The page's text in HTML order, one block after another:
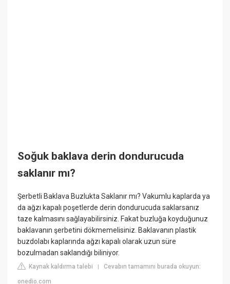
Soğuk baklava derin dondurucuda
saklanır mı?
Şerbetli Baklava Buzlukta Saklanır mı? Vakumlu kaplarda ya
da ağzı kapalı poşetlerde derin dondurucuda saklarsanız
taze kalmasını sağlayabilirsiniz. Fakat buzluğa koyduğunuz
baklavanın şerbetini dökmemelisiniz. Baklavanın plastik
buzdolabı kaplarında ağzı kapalı olarak uzun süre
bozulmadan saklandığı biliniyor.
Kaynak kaldırma talebi |Cevabın tamamını burada okuyun:
onedio.com